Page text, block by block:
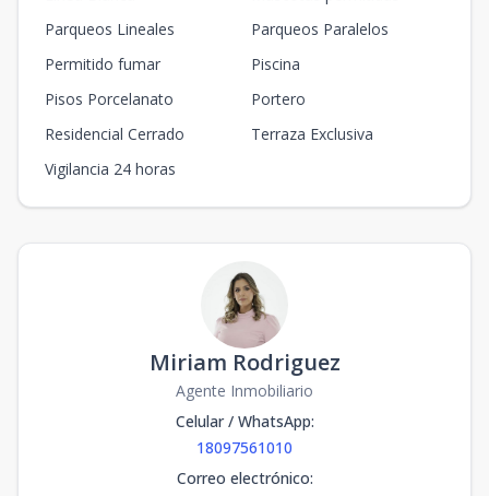
Parqueos Lineales
Parqueos Paralelos
Permitido fumar
Piscina
Pisos Porcelanato
Portero
Residencial Cerrado
Terraza Exclusiva
Vigilancia 24 horas
Miriam Rodriguez
Agente Inmobiliario
Celular / WhatsApp:
18097561010
Correo electrónico: